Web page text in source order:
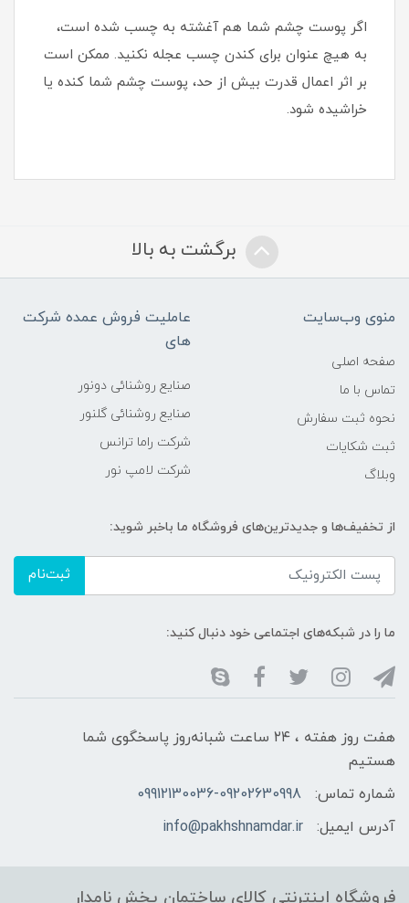
اگر پوست چشم شما هم آغشته به چسب شده است،
به هیچ عنوان برای کندن چسب عجله نکنید. ممکن است
بر اثر اعمال قدرت بیش از حد، پوست چشم شما کنده یا
خراشیده شود.
برگشت به بالا
منوی وب‌سایت
صفحه اصلی
تماس با ما
نحوه ثبت سفارش
ثبت شکایات
وبلاگ
عاملیت فروش عمده شرکت
های
صنایع روشنائی دونور
صنایع روشنائی گلنور
شرکت راما ترانس
شرکت لامپ نور
از تخفیف‌ها و جدیدترین‌های فروشگاه ما باخبر شوید:
ثبت‌نام
ما را در شبکه‌های اجتماعی خود دنبال کنید:
هفت روز هفته ، ۲۴ ساعت شبانه‌روز پاسخگوی شما
هستیم
شماره تماس:
09912130036-09202630998
آدرس ایمیل:
info@pakhshnamdar.ir
فروشگاه اینترنتی کالای ساختمان پخش نامدار